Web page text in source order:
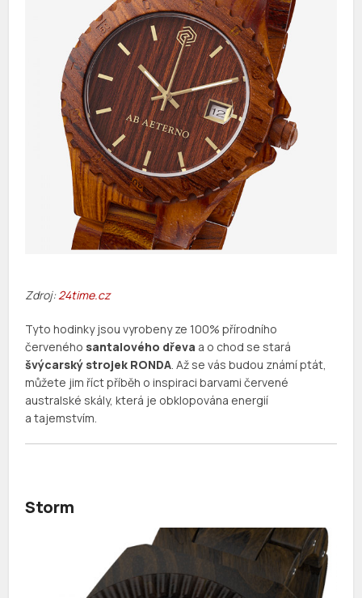
Zdroj:24time.cz
Tyto hodinky jsou vyrobeny ze 100% přírodního
červeného santalového dřeva a o chod se stará
švýcarský strojek RONDA. Až se vás budou známí ptát,
můžete jim říct příběh o inspiraci barvami červené
australské skály, která je obklopována energií
a tajemstvím.
Storm